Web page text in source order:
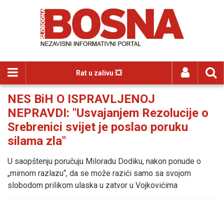
Rat u zalivu 💥
NES BiH O ISPRAVLJENOJ
NEPRAVDI: "Usvajanjem Rezolucije o
Srebrenici svijet je poslao poruku
silama zla"
U saopštenju poručuju Miloradu Dodiku, nakon ponude o
„mirnom razlazu“, da se može razići samo sa svojom
slobodom prilikom ulaska u zatvor u Vojkovićima